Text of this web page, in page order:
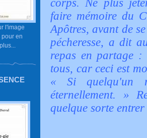
l'image
pour en
corps. Ne plus
faire mémoire du
Apôtres, avant de
pécheresse, a dit
repas en partage :
tous, car ceci est
« Si quelqu'un
éternellement. »
quelque sorte